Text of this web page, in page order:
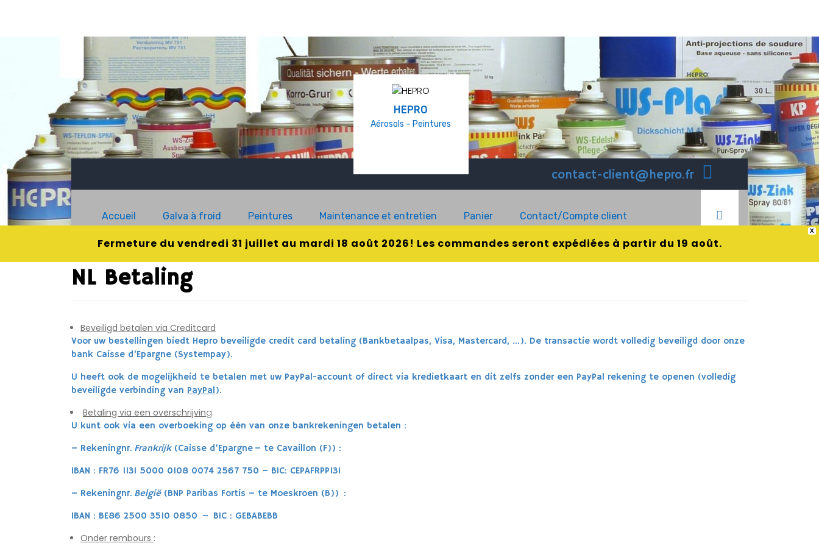
X
Fermeture du vendredi 31 juillet au mardi 18 août 2026! Les commandes seront expédiées à partir du 19 août.
HEPRO
Aérosols – Peintures
contact-client@hepro.fr
Accueil Galva à froid Peintures Maintenance et entretien Panier Contact/Compte client
NL Betaling
Beveiligd betalen via Creditcard
Voor uw bestellingen biedt Hepro beveiligde credit card betaling (Bankbetaalpas, Visa, Mastercard, …). De transactie wordt volledig beveiligd door onze
bank Caisse d’Epargne (Systempay).
U heeft ook de mogelijkheid te betalen met uw PayPal-account of direct via kredietkaart en dit zelfs zonder een PayPal rekening te openen (volledig
beveiligde verbinding van PayPal).
Betaling via een overschrijving:
U kunt ook via een overboeking op één van onze bankrekeningen betalen :
– Rekeningnr. Frankrijk(Caisse d’Epargne – te Cavaillon (F)) :
IBAN : FR76 1131 5000 0108 0074 2567 750 – BIC: CEPAFRPP131
– Rekeningnr. België(BNP Paribas Fortis – te Moeskroen (B)) :
IBAN : BE86 2500 3510 0850 – BIC : GEBABEBB
Onder rembours :